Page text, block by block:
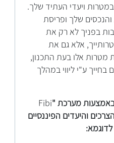
ויעדי העתיד שלך.
שלך ופריסת
בפניך לא רק את
אלא גם את
אלו בעת התכנון,
ע"י ליווי במהלך
Fibi
והיעדים הפיננסיים
לדוגמא: